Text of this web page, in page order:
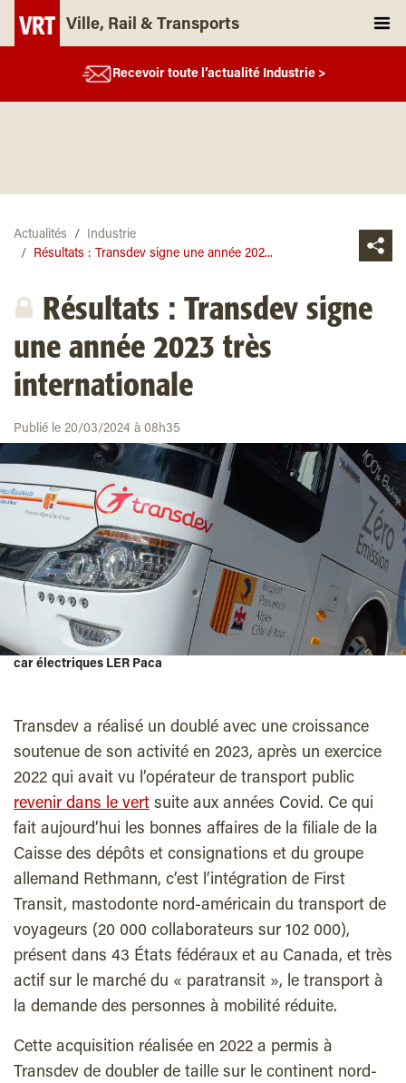
Ville, Rail & Transports
Recevoir toute l’actualité Industrie >
Actualités
Industrie
Résultats : Transdev signe une année 202...
Résultats : Transdev signe
une année 2023 très
internationale
Publié le 20/03/2024 à 08h35
car électriques LER Paca
Transdev a réalisé un doublé avec une croissance
soutenue de son activité en 2023, après un exercice
2022 qui avait vu l’opérateur de transport public
revenir dans le vert suite aux années Covid. Ce qui
fait aujourd’hui les bonnes affaires de la filiale de la
Caisse des dépôts et consignations et du groupe
allemand Rethmann, c’est l’intégration de First
Transit, mastodonte nord-américain du transport de
voyageurs (20 000 collaborateurs sur 102 000),
présent dans 43 États fédéraux et au Canada, et très
actif sur le marché du « paratransit », le transport à
la demande des personnes à mobilité réduite.
Cette acquisition réalisée en 2022 a permis à
Transdev de doubler de taille sur le continent nord-